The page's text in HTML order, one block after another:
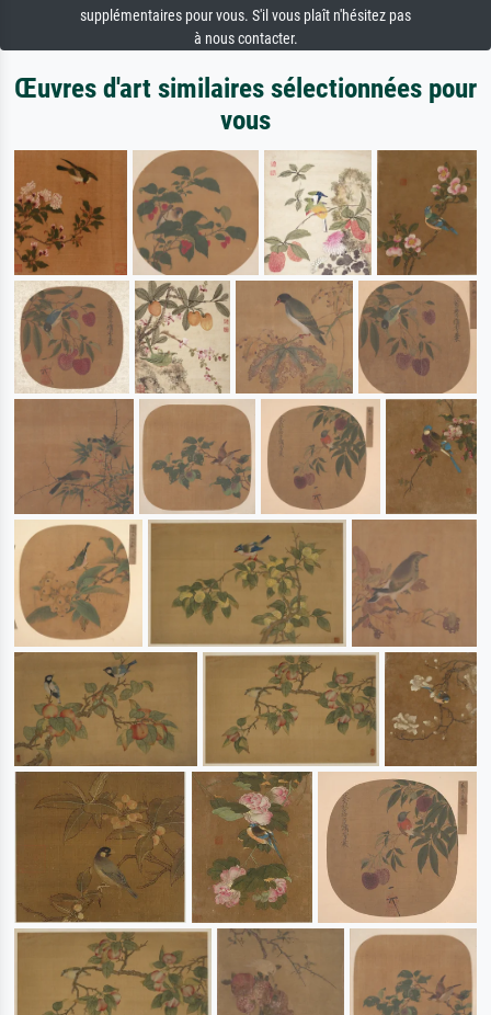
supplémentaires pour vous. S'il vous plaît n'hésitez pas
à nous contacter.
Œuvres d'art similaires sélectionnées pour
vous